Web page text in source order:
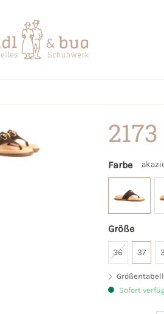
Farbe
Größe
36 37
Sofort